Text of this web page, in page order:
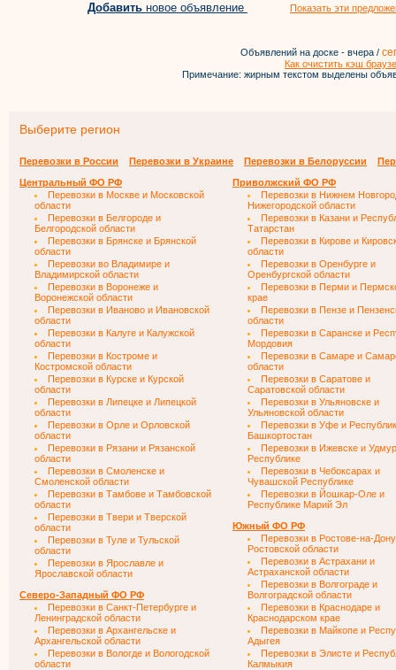
Добавить новое объявление Показать эти
Объявлений на доске - вчера /
Как очистить кэш
Примечание: жирным текстом выделены
Выберите регион
Перевозки в России Перевозки в Украине Перевозки в Белоруссии
Центральный ФО РФ
Перевозки в Москве и Московской
области
Перевозки в Белгороде и
Белгородской области
Перевозки в Брянске и Брянской
области
Перевозки во Владимире и
Владимирской области
Перевозки в Воронеже и
Воронежской области
Перевозки в Иваново и Ивановской
области
Перевозки в Калуге и Калужской
области
Перевозки в Костроме и
Костромской области
Перевозки в Курске и Курской
области
Перевозки в Липецке и Липецкой
области
Перевозки в Орле и Орловской
области
Перевозки в Рязани и Рязанской
области
Перевозки в Смоленске и
Смоленской области
Перевозки в Тамбове и Тамбовской
области
Перевозки в Твери и Тверской
области
Перевозки в Туле и Тульской
области
Перевозки в Ярославле и
Ярославской области
Северо-Западный ФО РФ
Перевозки в Санкт-Петербурге и
Ленинградской области
Перевозки в Архангельске и
Архангельской области
Перевозки в Вологде и Вологодской
области
Приволжский ФО РФ
Перевозки в Нижнем
Нижегородской области
Перевозки в Казани и
Татарстан
Перевозки в Кирове и
области
Перевозки в Оренбурге и
Оренбургской области
Перевозки в Перми и
крае
Перевозки в Пензе и
области
Перевозки в Саранске и
Мордовия
Перевозки в Самаре и
области
Перевозки в Саратове и
Саратовской области
Перевозки в Ульяновске и
Ульяновской области
Перевозки в Уфе и
Башкортостан
Перевозки в Ижевске и
Республике
Перевозки в Чебоксарах и
Чувашской Республике
Перевозки в Йошкар-Оле и
Республике Марий Эл
Южный ФО РФ
Перевозки в Ростове-на-
Ростовской области
Перевозки в Астрахани и
Астраханской области
Перевозки в Волгограде и
Волгоградской области
Перевозки в Краснодаре и
Краснодарском крае
Перевозки в Майкопе и
Адыгея
Перевозки в Элисте и
Калмыкия